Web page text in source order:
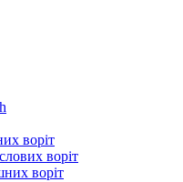
воріт
воріт
воріт